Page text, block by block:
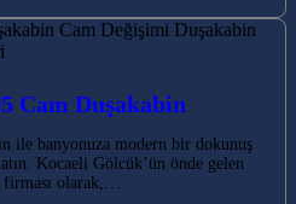
Cam Duşakabin
ile banyonuza modern bir dokunuş
Kocaeli Gölcük’ün önde gelen
firması olarak,…